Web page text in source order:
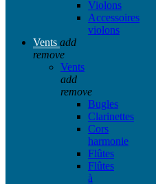
Violons
Accessoires
violons
Vents add
remove
Vents
add
remove
Bugles
Clarinettes
Cors
harmonie
Flûtes
Flûtes
à